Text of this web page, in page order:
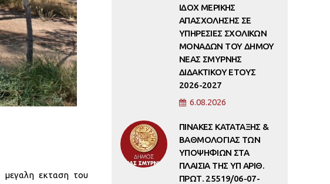
μεγαλη εκταση του
ΙΔΟΧ ΜΕΡΙΚΗΣ
ΑΠΑΣΧΟΛΗΣΗΣ ΣΕ
ΥΠΗΡΕΣΙΕΣ ΣΧΟΛΙΚΩΝ
ΜΟΝΑΔΩΝ ΤΟΥ ΔΗΜΟΥ
ΝΕΑΣ ΣΜΥΡΝΗΣ
ΔΙΔΑΚΤΙΚΟΥ ΕΤΟΥΣ
2026-2027
6.08.2026
ΠΙΝΑΚΕΣ ΚΑΤΑΤΑΞΗΣ &
ΒΑΘΜΟΛΟΓΙΑΣ ΤΩΝ
ΥΠΟΨΗΦΙΩΝ ΣΤΑ
ΠΛΑΙΣΙΑ ΤΗΣ ΥΠ ΑΡΙΘ.
ΠΡΩΤ. 25519/06-07-